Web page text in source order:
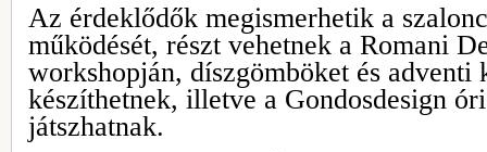
Az érdeklődők megismerhetik a
működését, részt vehetnek a Romani
workshopján, díszgömböket és adventi
készíthetnek, illetve a Gondosdesign
játszhatnak.